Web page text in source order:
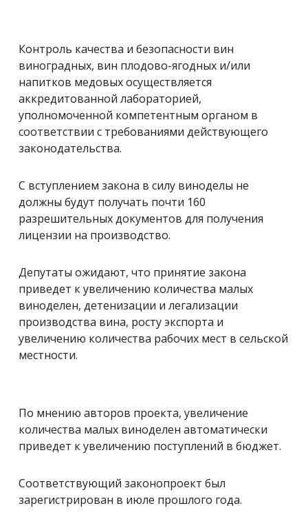
Контроль качества и безопасности вин
виноградных, вин плодово-ягодных и/или
напитков медовых осуществляется
аккредитованной лабораторией,
уполномоченной компетентным органом в
соответствии с требованиями действующего
законодательства.
С вступлением закона в силу виноделы не
должны будут получать почти 160
разрешительных документов для получения
лицензии на производство.
Депутаты ожидают, что принятие закона
приведет к увеличению количества малых
виноделен, детенизации и легализации
производства вина, росту экспорта и
увеличению количества рабочих мест в сельской
местности.
По мнению авторов проекта, увеличение
количества малых виноделен автоматически
приведет к увеличению поступлений в бюджет.
Соответствующий законопроект был
зарегистрирован в июле прошлого года.